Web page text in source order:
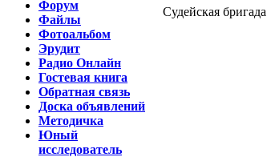
Форум
Файлы
Фотоальбом
Эрудит
Радио Онлайн
Гостевая книга
Обратная связь
Доска объявлений
Методичка
Юный
исследователь
Судейская